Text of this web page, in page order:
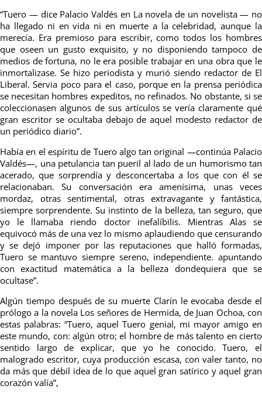
“Tuero — dice Palacio Valdés en La novela de un novelista — no
ha llegado ni en vida ni en muerte a la celebridad, aunque la
merecía. Era premioso para escribir, como todos los hombres
que oseen un gusto exquisito, y no disponiendo tampoco de
medios de fortuna, no le era posible trabajar en una obra que le
inmortalizase. Se hizo periodista y murió siendo redactor de El
Liberal. Servia poco para el caso, porque en la prensa periódica
se necesitan hombres expeditos, no refinados. No obstante, si se
coleccionasen algunos de sus artículos se vería claramente qué
gran escritor se ocultaba debajo de aquel modesto redactor de
un periódico diario”.
Había en el espíritu de Tuero algo tan original —continúa Palacio
Valdés—, una petulancia tan pueril al lado de un humorismo tan
acerado, que sorprendía y desconcertaba a los que con él se
relacionaban. Su conversación era amenísima, unas veces
mordaz, otras sentimental, otras extravagante y fantástica,
siempre sorprendente. Su instinto de la belleza, tan seguro, que
yo le llamaba riendo doctor inefalíbilis. Mientras Alas se
equivocó más de una vez lo mismo aplaudiendo que censurando
y se dejó imponer por las reputaciones que halló formadas,
Tuero se mantuvo siempre sereno, independiente. apuntando
con exactitud matemática a la belleza dondequiera que se
ocultase”.
Algún tiempo después de su muerte Clarín le evocaba desde el
prólogo a la novela Los señores de Hermida, de Juan Ochoa, con
estas palabras: “Tuero, aquel Tuero genial, mi mayor amigo en
este mundo, con: algún otro; el hombre de más talento en cierto
sentido largo de explicar, que yo he conocido. Tuero, el
malogrado escritor, cuya producción escasa, con valer tanto, no
da más que débil idea de lo que aquel gran satírico y aquel gran
corazón valía”,